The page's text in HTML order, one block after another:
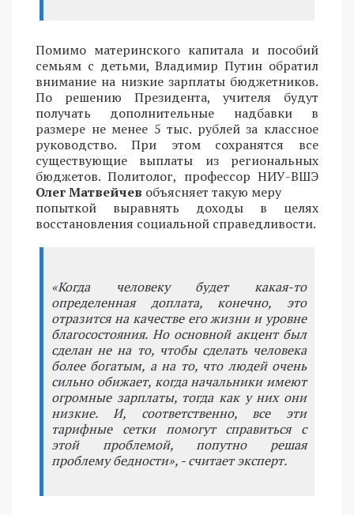
Помимо материнского капитала и пособий
семьям с детьми, Владимир Путин обратил
внимание на низкие зарплаты бюджетников.
По решению Президента, учителя будут
получать дополнительные надбавки в
размере не менее 5 тыс. рублей за классное
руководство. При этом сохранятся все
существующие выплаты из региональных
бюджетов. Политолог, профессор НИУ-ВШЭ
Олег Матвейчев объясняет такую меру
попыткой выравнять доходы в целях
восстановления социальной справедливости.
«Когда человеку будет какая-то
определенная доплата, конечно, это
отразится на качестве его жизни и уровне
благосостояния. Но основной акцент был
сделан не на то, чтобы сделать человека
более богатым, а на то, что людей очень
сильно обижает, когда начальники имеют
огромные зарплаты, тогда как у них они
низкие. И, соответственно, все эти
тарифные сетки помогут справиться с
этой проблемой, попутно решая
проблему бедности», - считает эксперт.